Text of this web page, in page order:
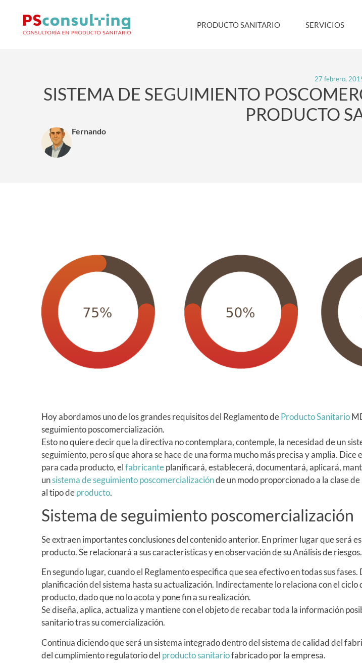
PRODUCTO SANITARIO SERVICIOS
27 febrero,
SISTEMA DE SEGUIMIENTO
PRODUCTO
Fernando
Hoy abordamos uno de los grandes requisitos del Reglamento deProducto Sanitario
seguimiento poscomercialización.
Esto no quiere decir que la directiva no contemplara, contemple, la necesidad de un
seguimiento, pero sí que ahora se hace de una forma mucho más precisa y amplia. Dice
para cada producto, elfabricanteplanificará, establecerá, documentará, aplicará,
unsistema de seguimiento poscomercializaciónde un modo proporcionado a la clase
al tipo deproducto.
Sistema de seguimiento poscomercialización
Se extraen importantes conclusiones del contenido anterior. En primer lugar que será
producto. Se relacionará a sus características y en observación de su Análisis de riesgos.
En segundo lugar, cuando el Reglamento especifica que sea efectivo en todas sus fases.
planificación del sistema hasta su actualización. Indirectamente lo relaciona con el ciclo
producto, dado que no lo acota y pone fin a su realización.
Se diseña, aplica, actualiza y mantiene con el objeto de recabar toda la información
sanitario tras su comercialización.
Continua diciendo que será un sistema integrado dentro del sistema de calidad del
del cumplimiento regulatorio del producto sanitariofabricado por la empresa.